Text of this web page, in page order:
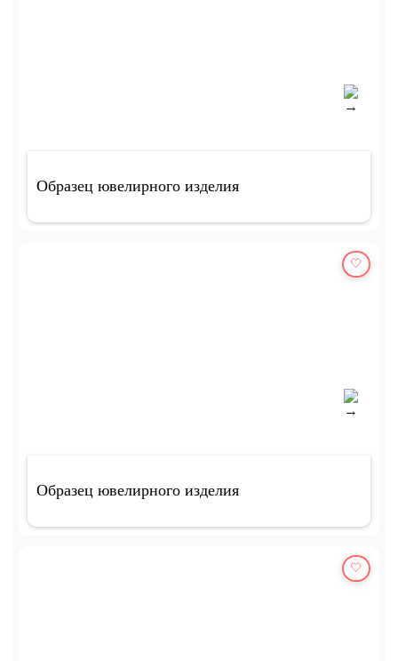
Образец ювелирного изделия
🤍
Образец ювелирного изделия
🤍